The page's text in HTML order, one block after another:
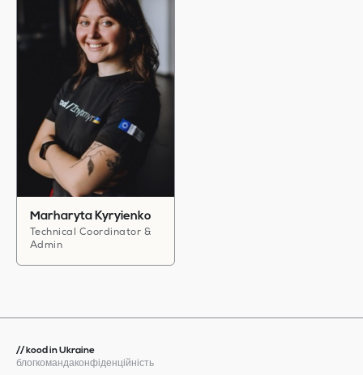
Marharyta Kyryienko
Technical Coordinator &
Admin
// kood in Ukraine
блогкомандаконфіденційність